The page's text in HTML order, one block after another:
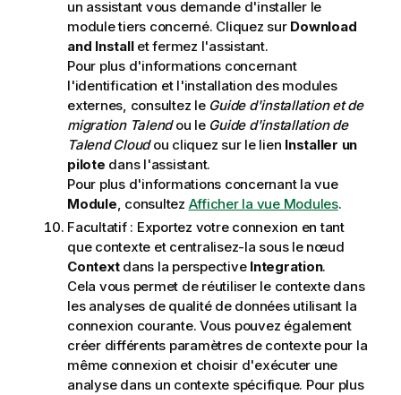
un assistant vous demande d'installer le
module tiers concerné. Cliquez sur Download
and Installet fermez l'assistant.
Pour plus d'informations concernant
l'identification et l'installation des modules
externes, consultez le Guide d'installation et de
migration Talendou le Guide d'installation de
Talend Cloudou cliquez sur le lien Installer un
pilote dans l'assistant.
Pour plus d'informations concernant la vue
Module, consultez Afficher la vue Modules.
Facultatif : Exportez votre connexion en tant
que contexte et centralisez-la sous le nœud
Contextdans la perspective Integration.
Cela vous permet de réutiliser le contexte dans
les analyses de qualité de données utilisant la
connexion courante. Vous pouvez également
créer différents paramètres de contexte pour la
même connexion et choisir d'exécuter une
analyse dans un contexte spécifique. Pour plus